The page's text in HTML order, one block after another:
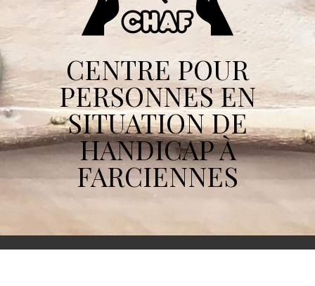
CENTRE POUR
PERSONNES EN
SITUATION DE
HANDICAP À
FARCIENNES